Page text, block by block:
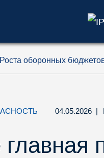
Роста оборонных
04.05.2026 |